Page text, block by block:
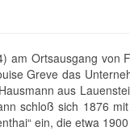
Ortsausgang
Greve das
aus
schloß sich 1876
ein, die etwa